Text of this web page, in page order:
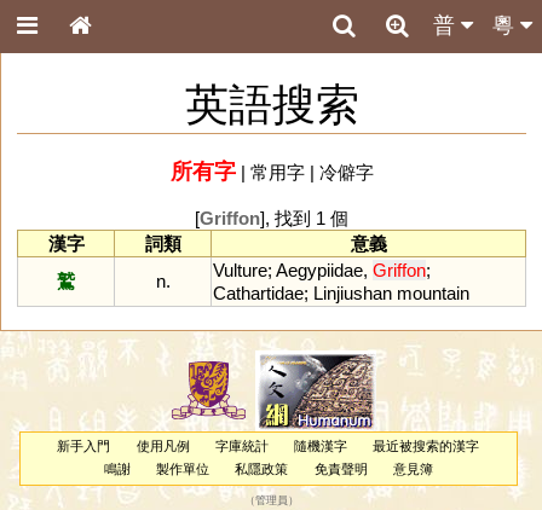
粵
普
英語搜索
所有字| 常用字| 冷僻字
[Griffon], 找到 1 個
漢字
詞類
意義
鷲
n.
Vulture; Aegypiidae, Griffon;
Cathartidae; Linjiushan mountain
新手入門 使用凡例 字庫統計 隨機漢字
最近被搜索的漢字
鳴謝
製作單位 私隱政策 免責聲明 意見簿
（管理員 ）